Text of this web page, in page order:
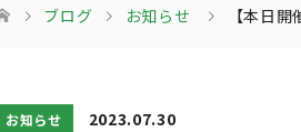
ブログ お知らせ 【本日
お知らせ 2023.07.30